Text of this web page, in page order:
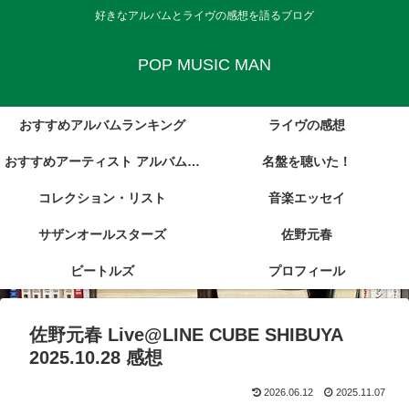
好きなアルバムとライヴの感想を語るブログ
POP MUSIC MAN
おすすめアルバムランキング ライヴの感想
おすすめアーティスト アルバム・
レビュー集
名盤を聴いた！
コレクション・リスト 音楽エッセイ
サザンオールスターズ 佐野元春
ビートルズ プロフィール
佐野元春 Live@LINE CUBE SHIBUYA
2025.10.28 感想
2026.06.12 2025.11.07